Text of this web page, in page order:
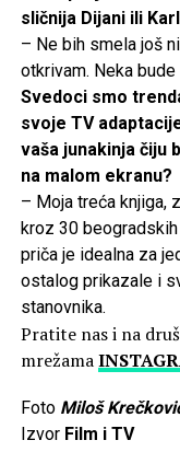
sličnija Dijani ili
– Ne bih smela još
otkrivam. Neka
Svedoci smo
svoje TV
vaša junakinja čiju
na malom ekranu?
– Moja treća knjiga,
kroz 30
priča je idealna za
ostalog prikazale i
stanovnika.
Pratite nas i na
mrežama
Foto Miloš
Izvor Film i TV